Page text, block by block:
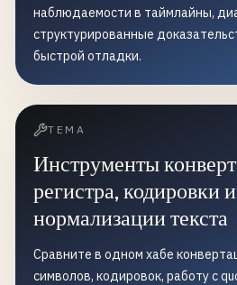
наблюдаемости в таймлайны,
структурированные
быстрой отладки.
ТЕМА
Инструменты
регистра, кодировки и
нормализации текста
Сравните в одном хабе
символов, кодировок, работу с